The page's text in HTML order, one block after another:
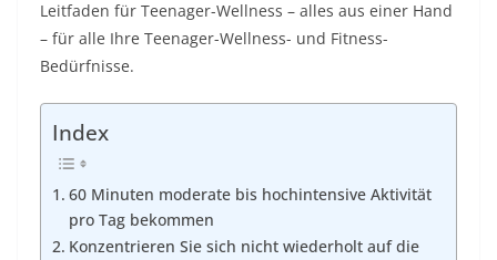
Leitfaden für Teenager-Wellness – alles aus einer Hand
– für alle Ihre Teenager-Wellness- und Fitness-
Bedürfnisse.
Index
60 Minuten moderate bis hochintensive Aktivität
pro Tag bekommen
Konzentrieren Sie sich nicht wiederholt auf die